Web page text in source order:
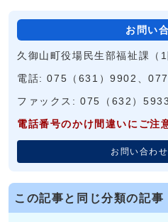
お問い
久御山町役場民生部福祉課（1
電話: 075（631）9902、
ファックス: 075（632）5933
電話番号のかけ間違いにご注
お問い合わ
この記事と同じ分類の記事